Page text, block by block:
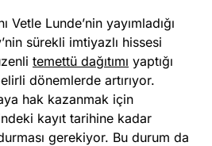
Vetle Lunde’nin yayımladığı
sürekli imtiyazlı hissesi
temettü dağıtımı yaptığı
dönemlerde artırıyor.
hak kazanmak için
kayıt tarihine kadar
gerekiyor. Bu durum da